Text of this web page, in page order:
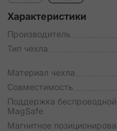
Характеристики
Производитель
Тип чехла
Материал чехла
Совместимость
Поддержка
MagSafe
Магнитное